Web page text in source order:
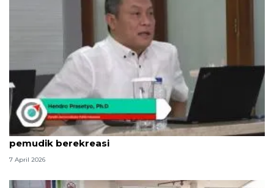
Indikator: Mudik dorong ekonomi daerah dengan
pemudik berekreasi
7 April 2026